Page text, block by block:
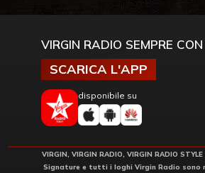
VIRGIN RADIO SEMPRE
SCARICA L'APP
disponibile su
VIRGIN, VIRGIN RADIO, VIRGIN RADIO
Signature e tutti i loghi Virgin Radio sono